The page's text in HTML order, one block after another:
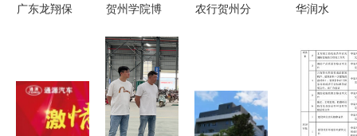
广东龙翔保
业，构筑安
全屏障
贺州学院博
智力引擎驱
动贺州企业
高质量发展
农行贺州分
量 深化企
业服务
华润水
五”战略发
展在贺产业
项目推进会
圆满举行，